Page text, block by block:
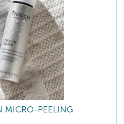
MICRO-PEELING